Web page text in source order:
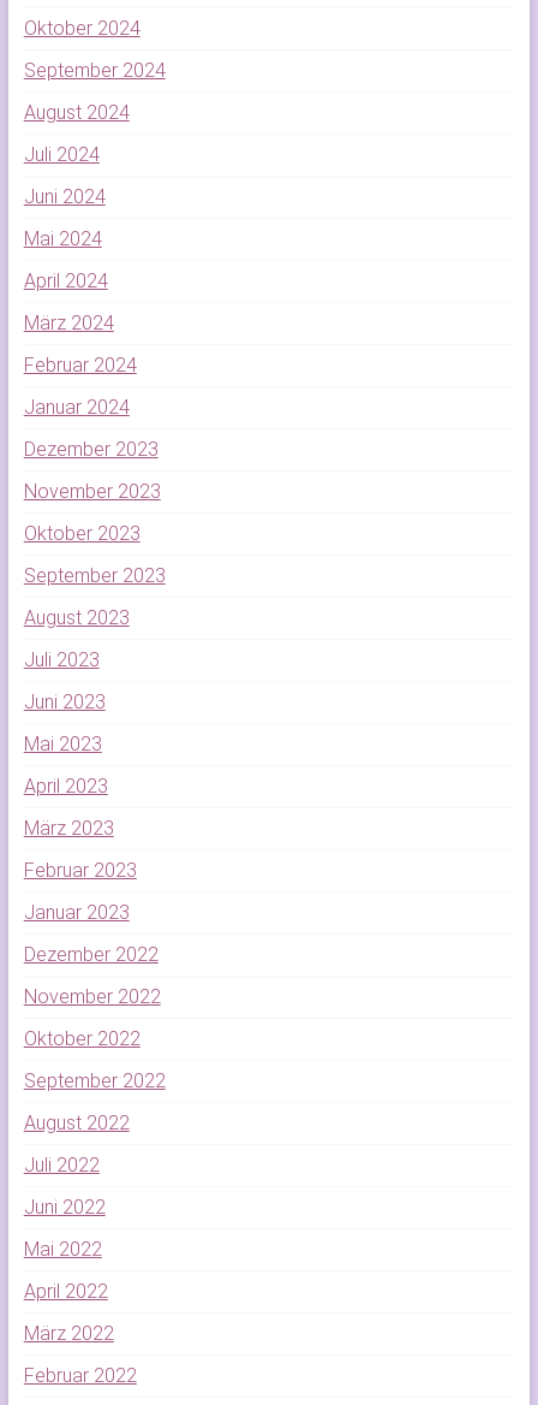
Oktober 2024
September 2024
August 2024
Juli 2024
Juni 2024
Mai 2024
April 2024
März 2024
Februar 2024
Januar 2024
Dezember 2023
November 2023
Oktober 2023
September 2023
August 2023
Juli 2023
Juni 2023
Mai 2023
April 2023
März 2023
Februar 2023
Januar 2023
Dezember 2022
November 2022
Oktober 2022
September 2022
August 2022
Juli 2022
Juni 2022
Mai 2022
April 2022
März 2022
Februar 2022